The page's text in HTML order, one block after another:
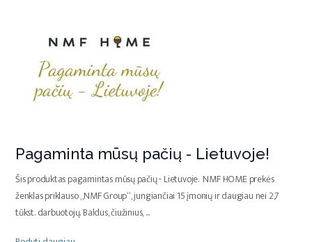
Pagaminta mūsų pačių - Lietuvoje!
Šis produktas pagamintas mūsų pačių - Lietuvoje. NMF HOME prekės
ženklas priklauso „NMF Group“, jungiančiai 15 įmonių ir daugiau nei 2,7
tūkst. darbuotojų. Baldus, čiužinius,...